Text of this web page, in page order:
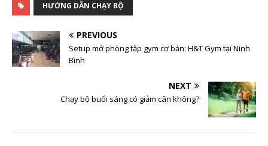
HƯỚNG DẪN CHẠY BỘ
PREVIOUS
Setup mở phòng tập gym cơ bản: H&T Gym tại Ninh
Bình
NEXT
Chạy bộ buổi sáng có giảm cân không?